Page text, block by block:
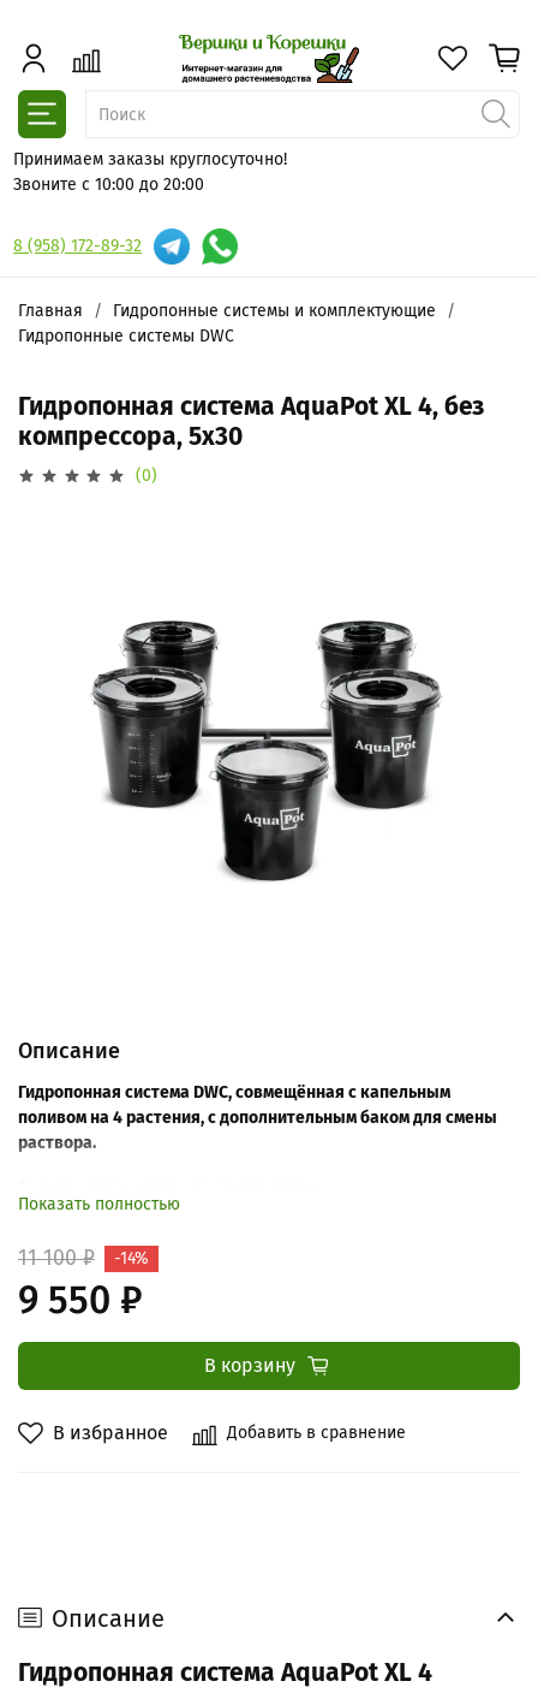
Принимаем заказы круглосуточно!
Звоните с 10:00 до 20:00
8 (958) 172-89-32
Главная
Гидропонные системы и комплектующие
Гидропонные системы DWC
Гидропонная система AquaPot XL 4, без
компрессора, 5х30
(0)
В избранное Добавить в сравнение
Описание
Гидропонная система DWC, совмещённая с капельным
поливом на 4 растения, с дополнительным баком для смены
раствора.
Показать полностью
11 100 ₽
9 550 ₽
-14%
В корзину
Описание
Гидропонная система AquaPot XL 4